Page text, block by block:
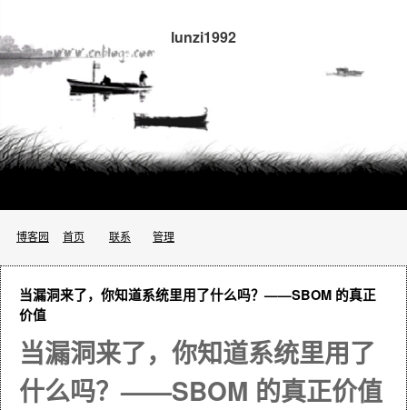
lunzi1992
博客园 首页 联系 管理
当漏洞来了，你知道系统里用了什么吗？——SBOM 的真正
价值
当漏洞来了，你知道系统里用了
什么吗？——SBOM 的真正价值